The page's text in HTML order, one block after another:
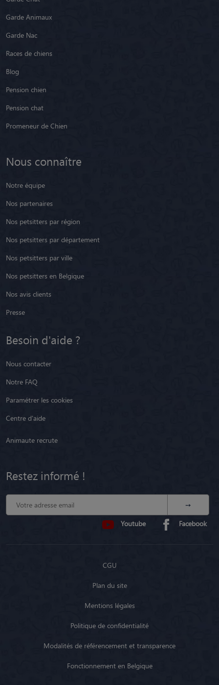
Garde Animaux
Garde Nac
Races de chiens
Blog
Pension chien
Pension chat
Promeneur de Chien
Nous connaître
Notre équipe
Nos partenaires
Nos petsitters par région
Nos petsitters par département
Nos petsitters par ville
Nos petsitters en Belgique
Nos avis clients
Presse
Besoin d'aide ?
Nous contacter
Notre FAQ
Paramétrer les cookies
Centre d'aide
Animaute recrute
Restez informé !
Youtube Facebook
CGU
Plan du site
Mentions légales
Politique de confidentialité
Modalités de référencement et transparence
Fonctionnement en Belgique